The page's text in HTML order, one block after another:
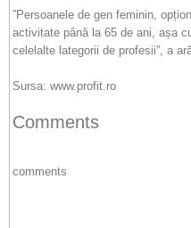
”Persoanele de gen feminin,
activitate până la 65 de ani, așa
celelalte lategorii de profesii”, a
Sursa: www.profit.ro
Comments
comments